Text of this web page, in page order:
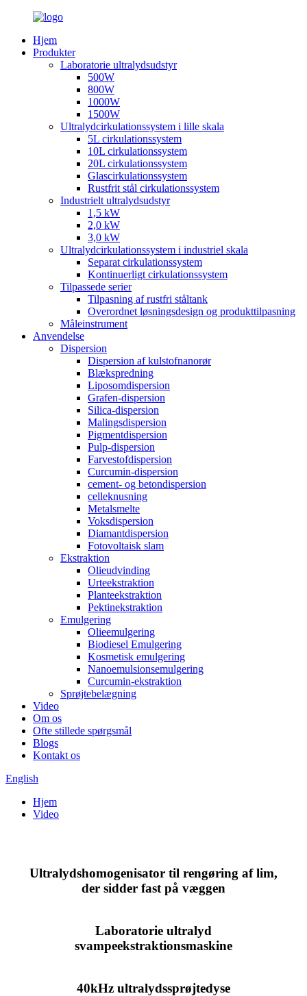
Hjem
Produkter
Laboratorie ultralydsudstyr
500W
800W
1000W
1500W
Ultralydcirkulationssystem i lille skala
5L cirkulationssystem
10L cirkulationssystem
20L cirkulationssystem
Glascirkulationssystem
Rustfrit stål cirkulationssystem
Industrielt ultralydsudstyr
1,5 kW
2,0 kW
3,0 kW
Ultralydcirkulationssystem i industriel skala
Separat cirkulationssystem
Kontinuerligt cirkulationssystem
Tilpassede serier
Tilpasning af rustfri ståltank
Overordnet løsningsdesign og produkttilpasning
Måleinstrument
Anvendelse
Dispersion
Dispersion af kulstofnanorør
Blækspredning
Liposomdispersion
Grafen-dispersion
Silica-dispersion
Malingsdispersion
Pigmentdispersion
Pulp-dispersion
Farvestofdispersion
Curcumin-dispersion
cement- og betondispersion
celleknusning
Metalsmelte
Voksdispersion
Diamantdispersion
Fotovoltaisk slam
Ekstraktion
Olieudvinding
Urteekstraktion
Planteekstraktion
Pektinekstraktion
Emulgering
Olieemulgering
Biodiesel Emulgering
Kosmetisk emulgering
Nanoemulsionsemulgering
Curcumin-ekstraktion
Sprøjtebelægning
Video
Om os
Ofte stillede spørgsmål
Blogs
Kontakt os
English
Hjem
Video
Ultralydshomogenisator til rengøring af lim,
der sidder fast på væggen
Laboratorie ultralyd
svampeekstraktionsmaskine
40kHz ultralydssprøjtedyse